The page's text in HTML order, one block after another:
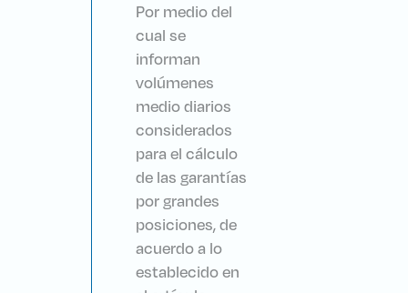
Por medio del
cual se
informan
volúmenes
medio diarios
considerados
para el cálculo
de las garantías
por grandes
posiciones, de
acuerdo a lo
establecido en